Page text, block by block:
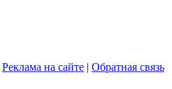
Реклама на сайте | Обратная связь